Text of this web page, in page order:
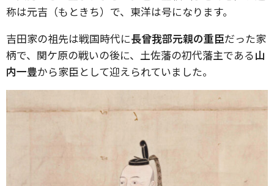
称は元吉（もときち）で、東洋は号になります。
吉田家の祖先は戦国時代に長曾我部元親の重臣だった家
柄で、関ケ原の戦いの後に、土佐藩の初代藩主である山
内一豊から家臣として迎えられていました。